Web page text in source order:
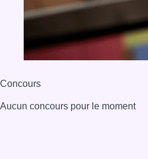
Concours
Aucun concours pour le moment